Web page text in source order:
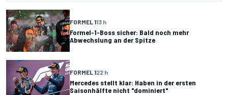
FORMEL 113 h
Formel-1-Boss sicher: Bald noch mehr
Abwechslung an der Spitze
FORMEL 122 h
Mercedes stellt klar: Haben in der ersten
Saisonhälfte nicht "dominiert"